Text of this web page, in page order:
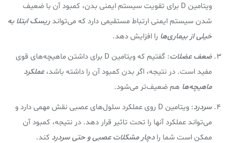
ویتامین D برای تقویت سیستم ایمنی بدن، کمبود آن با ضعیف
شدن سیستم ایمنی ارتباط مستقیمی دارد که می‌تواندریسک ابتلا به
خیلی از بیماری‌ها را افزایش دهد.
ضعف عضلات
: گفتیم که ویتامین D برای داشتن ماهیچه‌های قوی
مفید است. در نتیجه، اگر بدن کمبود آن را داشته باشد،عملکرد
ماهیچه‌ها هم ضعیف‌تر می‌شود.
سردرد
: ویتامین D روی عملکرد سلول‌های عصبی نقش مهمی دارد و
می‌تواند عملکرد آنها را تحت تاثیر قرار دهد. در نتیجه، کمبود آن
ممکن است شما رادچار مشکلات عصبی و حتی سردردکند.